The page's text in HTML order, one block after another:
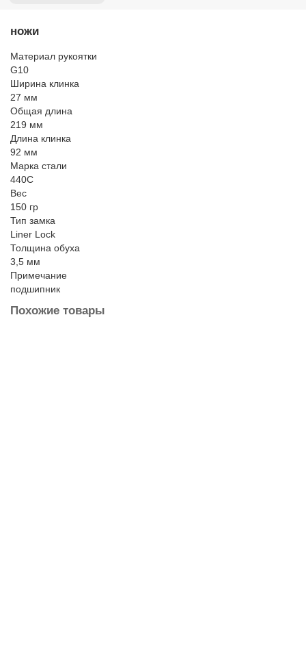
ножи
Материал рукоятки
G10
Ширина клинка
27 мм
Общая длина
219 мм
Длина клинка
92 мм
Марка стали
440C
Вес
150 гр
Тип замка
Liner Lock
Толщина обуха
3,5 мм
Примечание
подшипник
Похожие товары